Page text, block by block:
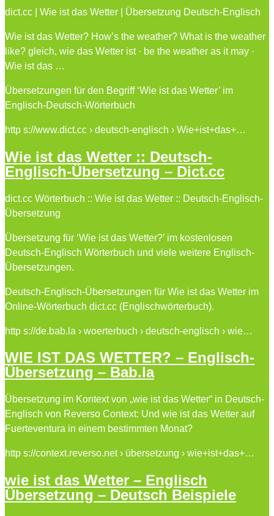
dict.cc | Wie ist das Wetter | Übersetzung Deutsch-Englisch
Wie ist das Wetter? How’s the weather? What is the weather
like? gleich, wie das Wetter ist · be the weather as it may ·
Wie ist das …
Übersetzungen für den Begriff ‘Wie ist das Wetter’ im
Englisch-Deutsch-Wörterbuch
http s://www.dict.cc › deutsch-englisch › Wie+ist+das+…
Wie ist das Wetter :: Deutsch-
Englisch-Übersetzung – Dict.cc
dict.cc Wörterbuch :: Wie ist das Wetter :: Deutsch-Englisch-
Übersetzung
Übersetzung für ‘Wie ist das Wetter?’ im kostenlosen
Deutsch-Englisch Wörterbuch und viele weitere Englisch-
Übersetzungen.
Deutsch-Englisch-Übersetzungen für Wie ist das Wetter im
Online-Wörterbuch dict.cc (Englischwörterbuch).
http s://de.bab.la › woerterbuch › deutsch-englisch › wie…
WIE IST DAS WETTER? – Englisch-
Übersetzung – Bab.la
Übersetzung im Kontext von „wie ist das Wetter“ in Deutsch-
Englisch von Reverso Context: Und wie ist das Wetter auf
Fuerteventura in einem bestimmten Monat?
http s://context.reverso.net › übersetzung › wie+ist+das+…
wie ist das Wetter – Englisch
Übersetzung – Deutsch Beispiele